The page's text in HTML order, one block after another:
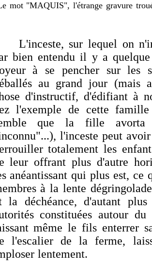
mot "MAQUIS", l'étrange gravure
sur lequel on
bien entendu il y a
à se pencher sur les
au grand jour (mais
d'instructif, d'édifiant à
l'exemple de cette
que la fille avorta
l'inceste peut
totalement les
leur offrant plus d'autre
anéantissant qui plus est, ce
à la lente
la déchéance, d'autant
constituées autour
même le fils enterrer
l'escalier de la ferme,
lentement.